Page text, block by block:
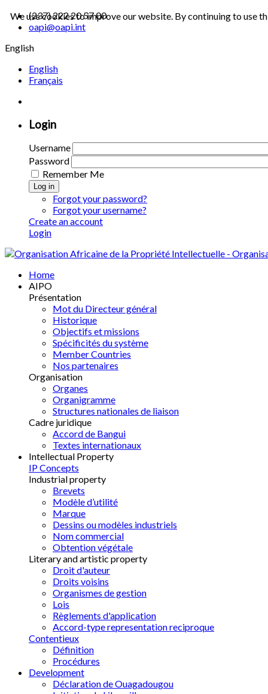
(237) 222 20 57 00
oapi@oapi.int
English
English
Français
Login
Username
Password
Remember Me
Log in
Forgot your password?
Forgot your username?
Create an account
Login
Home
AIPO
Présentation
Mot du Directeur général
Historique
Objectifs et missions
Spécificités du système
Member Countries
Nos partenaires
Organisation
Organes
Organigramme
Structures nationales de liaison
Cadre juridique
Accord de Bangui
Textes internationaux
Intellectual Property
IP Concepts
Industrial property
Brevets
Modèle d’utilité
Marque
Dessins ou modèles industriels
Nom commercial
Obtention végétale
Literary and artistic property
Droit d'auteur
Droits voisins
Organismes de gestion
Lois
Règlements d'application
Accord-type representation reciproque
Contentieux
Définition
Procédures
Development
Déclaration de Ouagadougou
We use cookies to improve our website. By continuing to use